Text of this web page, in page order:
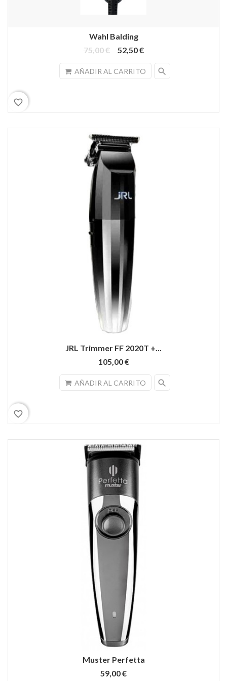
Wahl Balding
75,00 €
52,50 €
AÑADIR AL CARRITO search
favorite_border
JRL Trimmer FF 2020T +...
105,00 €
AÑADIR AL CARRITO search
favorite_border
Muster Perfetta
59,00 €